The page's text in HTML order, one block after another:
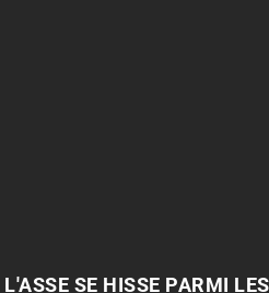
SE HISSE PARMI